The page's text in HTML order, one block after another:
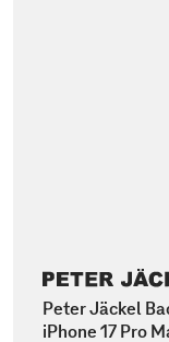
Peter Jäckel
iPhone 17 Pro